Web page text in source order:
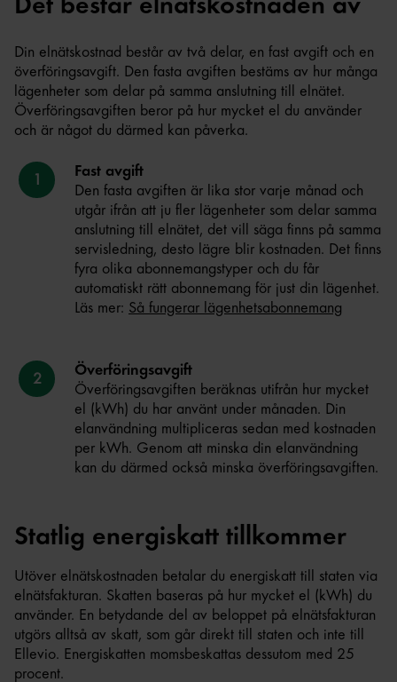
Din elnätskostnad består av två delar, en fast avgift och en
överföringsavgift. Den fasta avgiften bestäms av hur många
lägenheter som delar på samma anslutning till elnätet.
Överföringsavgiften beror på hur mycket el du använder
och är något du därmed kan påverka.
Fast avgift
Den fasta avgiften är lika stor varje månad och
utgår ifrån att ju fler lägenheter som delar samma
anslutning till elnätet, det vill säga finns på samma
servisledning, desto lägre blir kostnaden. Det finns
fyra olika abonnemangstyper och du får
automatiskt rätt abonnemang för just din lägenhet.
Läs mer: Så fungerar lägenhetsabonnemang
Överföringsavgift
Överföringsavgiften beräknas utifrån hur mycket
el (kWh) du har använt under månaden. Din
elanvändning multipliceras sedan med kostnaden
per kWh. Genom att minska din elanvändning
kan du därmed också minska överföringsavgiften.
Statlig energiskatt tillkommer
Utöver elnätskostnaden betalar du energiskatt till staten via
elnätsfakturan. Skatten baseras på hur mycket el (kWh) du
använder. En betydande del av beloppet på elnätsfakturan
utgörs alltså av skatt, som går direkt till staten och inte till
Ellevio. Energiskatten momsbeskattas dessutom med 25
procent.